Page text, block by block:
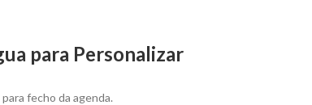
para Personalizar
fecho da agenda.